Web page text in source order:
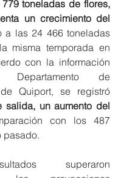
toneladas de flores,
un crecimiento del
a las 24 466 toneladas
misma temporada en
con la información
de
salida, un aumento del
con los 487
pasado.
superaron